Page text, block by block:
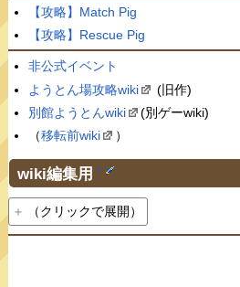
【攻略】Match Pig
【攻略】Rescue Pig
非公式イベント
ようとん場攻略wiki
(旧作)
別館ようとんwiki
(別ゲーwiki)
（移転前wiki ）
wiki編集用 †
（クリックで展開）